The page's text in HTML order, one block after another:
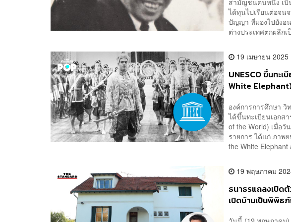
สามัญชนคนหนึ่ง เป็
ได้ทุนไปเรียนต่อจน
ปัญญา ที่มองไปยังอ
ต่างประเทศตกผลึก
19 เมษายน 2025
UNESCO ขึ้นทะ
White
องค์การการศึกษา
ได้ขึ้นทะเบียนเอกส
of the World) เมื่อวั
รายการ ได้แก่ ภาพ
the White
19 พฤษภาคม
ธนาธรแถลงเปิด
เปิดบ้านเป็นพิพิธ